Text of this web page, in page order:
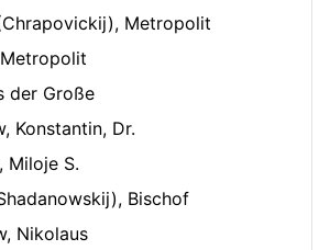
Metropolit
der Große
Konstantin, Dr.
Miloje S.
Bischof
Nikolaus